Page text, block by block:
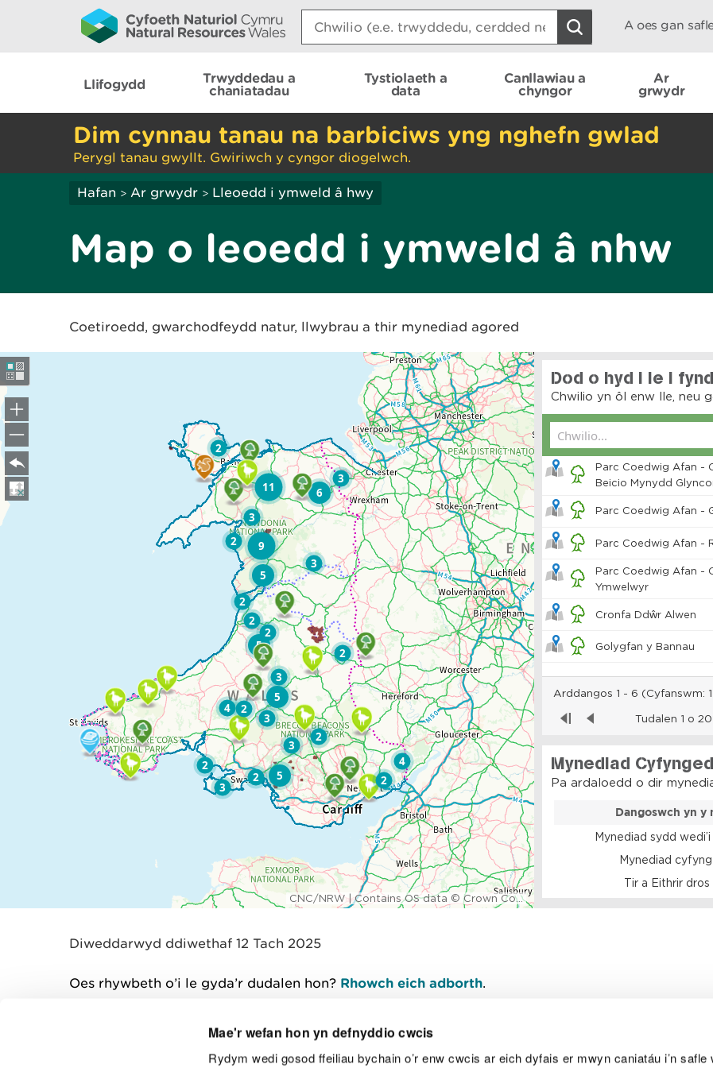
Mae'r wefan hon yn defnyddio cwcis
Rydym wedi gosod ffeiliau bychain o’r enw cwcis ar eich dyfais er mwyn caniatáu i’n safle
Search:
A oes gan
Llifogydd
Trwyddedau a
chaniatadau
Tystiolaeth a
data
Canllawiau a
chyngor
Ar
grwydr
Dim cynnau tanau na barbiciws yng nghefn gwlad
Perygl tanau gwyllt. Gwiriwch y cyngor diogelwch.
Hafan > Ar grwydr > Lleoedd i ymweld â hwy
Map o leoedd i ymweld â nhw
Coetiroedd, gwarchodfeydd natur, llwybrau a thir mynediad agored
Diweddarwyd ddiwethaf 12 Tach 2025
Oes rhywbeth o’i le gyda’r dudalen hon? Rhowch eich adborth.